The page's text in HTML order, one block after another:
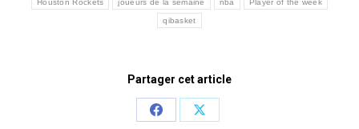
Houston Rockets joueurs de la semaine nba Player of the week
qibasket
Partager cet article
Share
Share